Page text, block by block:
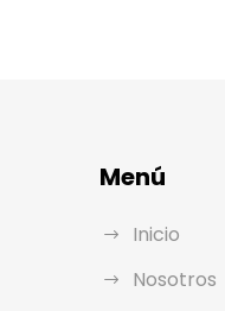
Menú
Inicio
Nosotros